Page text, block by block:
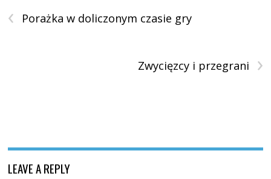
‹ Porażka w doliczonym czasie gry
›
Zwycięzcy i przegrani
LEAVE A REPLY